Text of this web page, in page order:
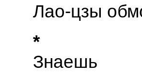
Лао-цзы
*
Знаешь